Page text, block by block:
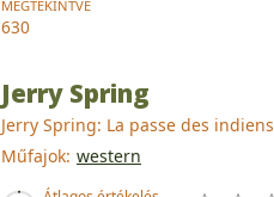
MEGTEKINTVE
630
Jerry Spring
Jerry Spring: La passe des indiens
Műfajok: western